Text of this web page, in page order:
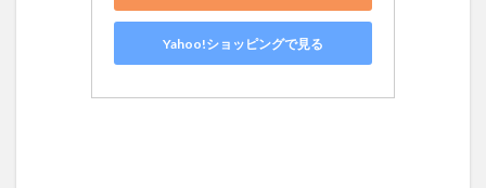
Yahoo!ショッピングで見る